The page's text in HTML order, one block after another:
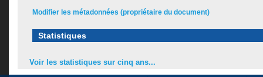
Modifier les métadonnées (propriétaire du document)
Statistiques
Voir les statistiques sur cinq ans...